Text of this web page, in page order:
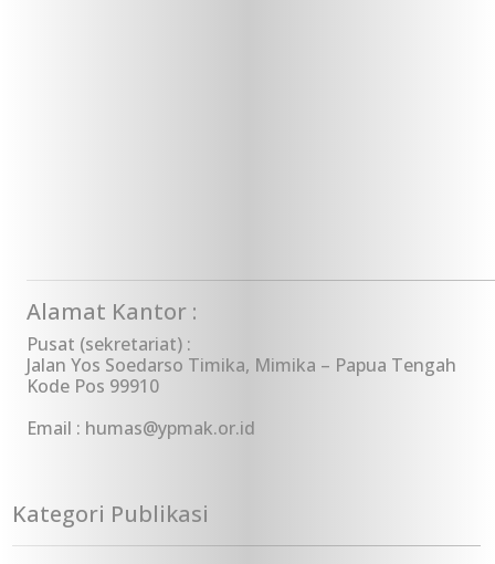
Alamat Kantor :
Pusat (sekretariat) :
Jalan Yos Soedarso Timika, Mimika – Papua Tengah
Kode Pos 99910
Email : humas@ypmak.or.id
Kategori Publikasi